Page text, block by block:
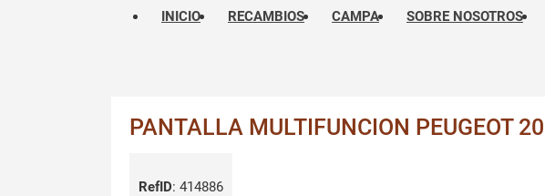
INICIO RECAMBIOS CAMPA SOBRE NOSOTROS
PANTALLA MULTIFUNCION PEUGEOT
RefID: 414886